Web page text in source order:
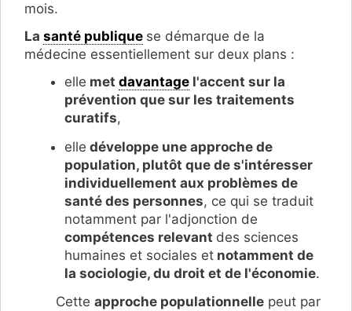
mois.
La santé publique se démarque de la
médecine essentiellement sur deux plans :
elle met davantage l'accent sur la
prévention que sur les traitements
curatifs,
elle développe une approche de
population, plutôt que de s'intéresser
individuellement aux problèmes de
santé des personnes, ce qui se traduit
notamment par l'adjonction de
compétences relevant des sciences
humaines et sociales et notamment de
la sociologie, du droit et de l'économie.
Cette approche populationnelle peut par